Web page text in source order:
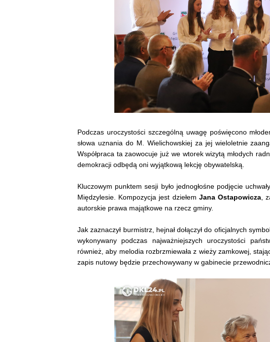
Podczas uroczystości szczególną uwagę poświęcono
słowa uznania do M. Wielichowskiej za jej wieloletnie
Współpraca ta zaowocuje już we wtorek wizytą młodych
demokracji odbędą oni wyjątkową lekcję obywatelską.
Kluczowym punktem sesji było jednogłośne podjęcie
Międzylesie. Kompozycja jest dziełem Jana Ostapowicza,
autorskie prawa majątkowe na rzecz gminy.
Jak zaznaczył burmistrz, hejnał dołączył do oficjalnych
wykonywany podczas najważniejszych uroczystości
również, aby melodia rozbrzmiewała z wieży zamkowej,
zapis nutowy będzie przechowywany w gabinecie